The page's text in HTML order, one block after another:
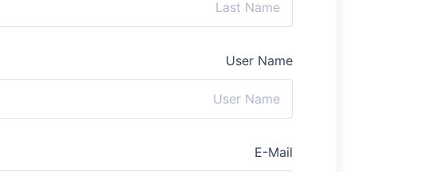
User Name
E-Mail